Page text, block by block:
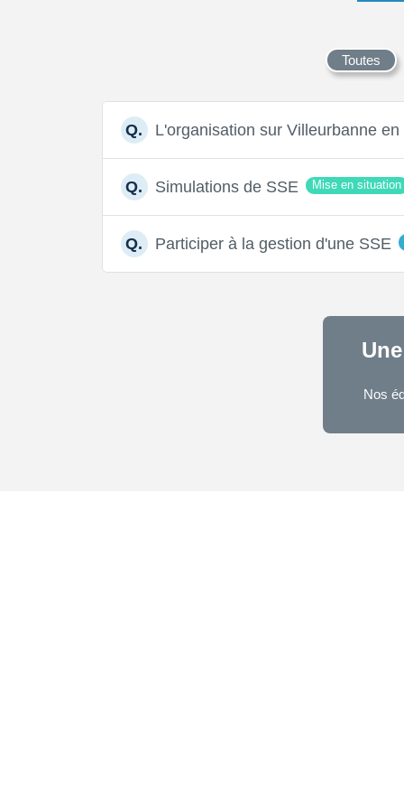
Toutes
Q. L'organisation sur Villeurbanne
Q. Simulations de SSE Mise en situation
Q. Participer à la gestion d'une SSE
Nos